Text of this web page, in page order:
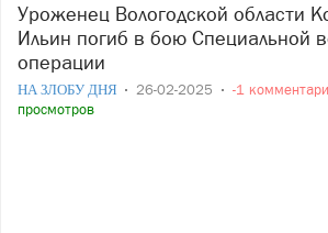
Уроженец Вологодской области Константин
Ильин погиб в бою Специальной
операции
НА ЗЛОБУ ДНЯ 26-02-2025 -1
просмотров